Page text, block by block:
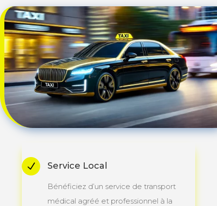
N Service Local
Bénéficiez d’un service de transport
médical agréé et professionnel à la